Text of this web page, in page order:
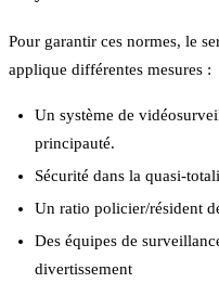
Pour garantir ces normes, le
applique différentes mesures :
Un système de
principauté.
Sécurité dans la quasi-
Un ratio policier/résident
Des équipes de
divertissement